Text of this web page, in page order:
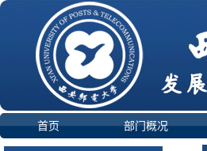
首页 部门概况